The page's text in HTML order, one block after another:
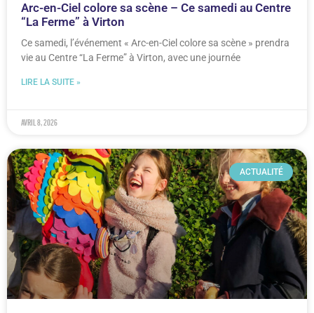
Arc-en-Ciel colore sa scène – Ce samedi au Centre
“La Ferme” à Virton
Ce samedi, l’événement « Arc-en-Ciel colore sa scène » prendra
vie au Centre “La Ferme” à Virton, avec une journée
LIRE LA SUITE »
avril 8, 2026
ACTUALITÉ